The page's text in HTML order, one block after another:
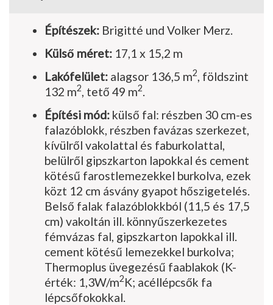
Építészek: Brigitté und Volker Merz.
Külső méret: 17,1 x 15,2 m
Lakófelület: alagsor 136,5 m2 , földszint
132 m2 , tető 49 m2
Építési mód: külső fal: részben 30 cm-es
falazóblokk, részben favázas szerkezet,
kívülről vakolattal és faburkolattal,
belülről gipszkarton lapokkal és cement
kötésű farostlemezekkel burkolva, ezek
közt 12 cm ásvány gyapot hőszigetelés.
Belső falak falazóblokkból (11,5 és 17,5
cm) vakoltán ill. könnyűszerkezetes
fémvázas fal, gipszkarton lapokkal ill.
cement kötésű lemezekkel burkolva;
Thermoplus üvegezésű faablakok (K-
érték: 1,3W/m2K; acéllépcsők fa
lépcsőfokokkal.